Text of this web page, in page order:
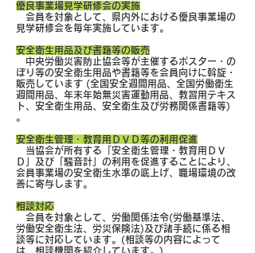
優良事業場見学研修会の実施
会員を対象として、県内外における優良事業場の
見学研修会を毎年実施しています。
安全衛生用品及び書籍等の販売
中央労働災害防止協会等が主催するポスター・の
ぼり等の安全衛生用品や書籍等を会員向けに斡旋・
販売しています (全国安全週間用品、全国労働衛生
週間用品、年末年始無災害運動用品、教習用テキス
ト、安全衛生用品、安全衛生及び労務関係書籍等)
。
安全衛生管理・教育用ＤＶＤ等の利用促進
当協会が所有する「安全衛生管理・教育用ＤＶ
Ｄ」及び「騒音計」の利用を促進することにより、
会員事業場の安全衛生水準の底上げ、職場環境の改
善に寄与します。
相談対応
会員を対象として、労働関係法令(労働基準法、
労働安全衛生法、労災保険法)及び諸手続に係る相
談等に対応しています。(相談等の内容によって
は、相談機関を紹介しています。)